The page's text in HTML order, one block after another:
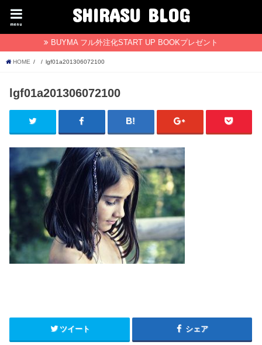
SHIRASU BLOG
menu
BUYMA フル外注化START UP BOOKプレゼント
HOME lgf01a201306072100
lgf01a201306072100
ツイート シェア